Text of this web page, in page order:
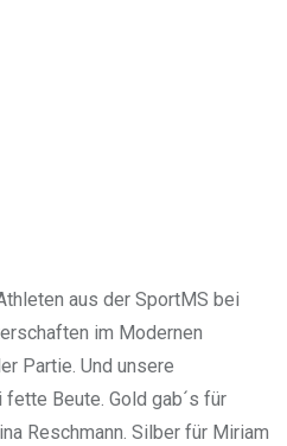
aus der SportMS bei
im Modernen
Partie. Und unsere
Beute. Gold gab´s für
Reschmann. Silber für Miriam